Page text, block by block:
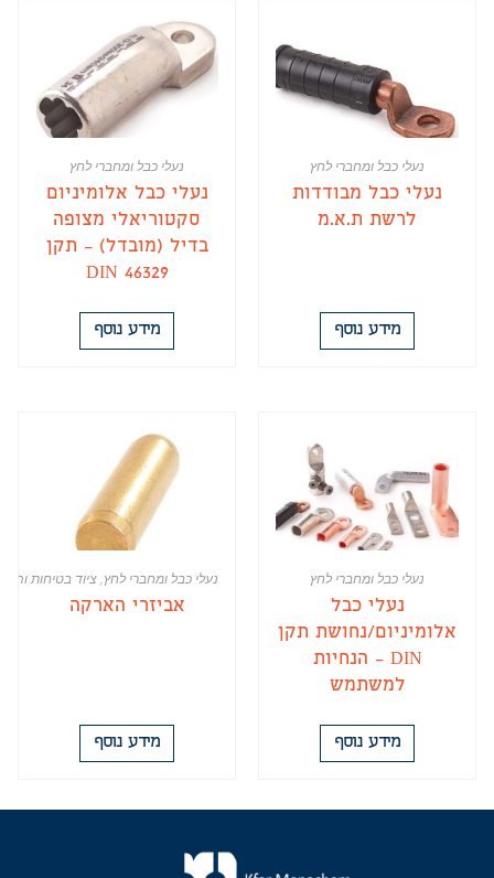
נעלי כבל ומחברי לחץ
נעלי כבל מבודדות
לרשת ת.א.מ
מידע נוסף
נעלי כבל ומחברי לחץ
נעלי כבל אלומיניום
סקטוריאלי מצופה
בדיל (מובדל) – תקן
DIN 46329
מידע נוסף
נעלי כבל ומחברי לחץ
נעלי כבל
אלומיניום/נחושת תקן
DIN – הנחיות
למשתמש
מידע נוסף
נעלי כבל ומחברי לחץ,ציוד בטיחות
אביזרי הארקה
מידע נוסף